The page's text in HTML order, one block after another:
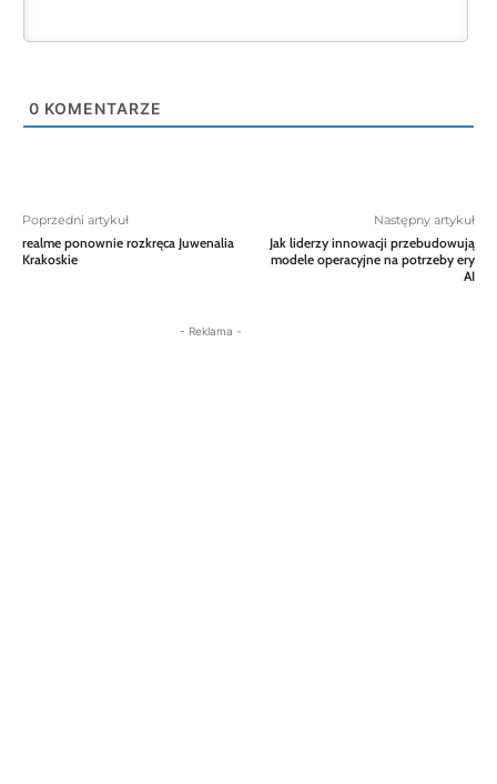
0 KOMENTARZE
Poprzedni artykuł
realme ponownie rozkręca Juwenalia
Krakoskie
Następny artykuł
Jak liderzy innowacji przebudowują
modele operacyjne na potrzeby ery
AI
- Reklama -